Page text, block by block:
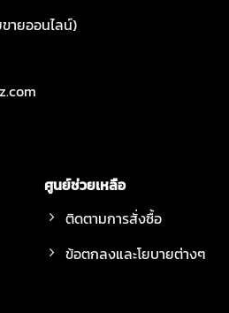
ขายออนไลน์)
ศูนย์ช่วยเหลือ
ติดตามการสั่งซื้อ
ข้อตกลงและโยบายต่างๆ